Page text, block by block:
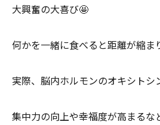
大興奮の大喜び🤩
何かを一緒に食べると距離が縮
実際、脳内ホルモンのオキシト
集中力の向上や幸福度が高まるな